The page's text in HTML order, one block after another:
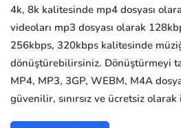
4k, 8k kalitesinde mp4 dosyası
videoları mp3 dosyası olarak
256kbps, 320kbps kalitesinde
dönüştürebilirsiniz. Dönüştürmeyi
MP4, MP3, 3GP, WEBM, M4A
güvenilir, sınırsız ve ücretsiz